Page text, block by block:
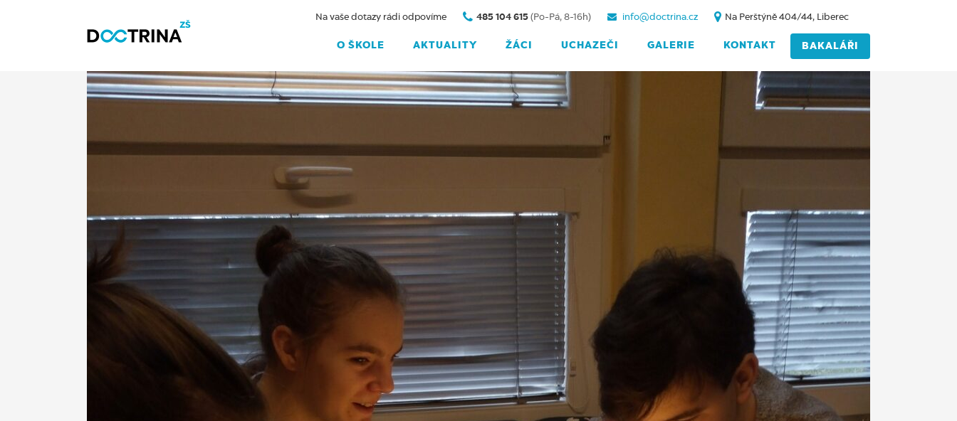
O ŠKOLE AKTUALITY ŽÁCI UCHAZEČI GALERIE KONTAKT BAKALÁŘI
Na vaše dotazy rádi odpovíme 485 104 615 (Po-Pá, 8-16h) info@doctrina.cz Na Perštýně 404/44, Liberec